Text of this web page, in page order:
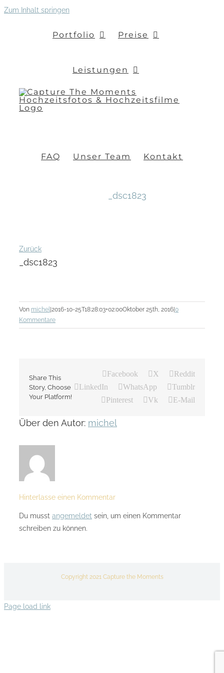
Zum Inhalt springen
Portfolio Preise
Leistungen
FAQ Unser Team Kontakt
_dsc1823
Zurück
_dsc1823
Von michel |2016-10-25T18:28:03+02:00Oktober 25th, 2016|0
Kommentare
Share This
Story, Choose
Your Platform!
Facebook X
Reddit
LinkedIn
WhatsApp
Tumblr
Pinterest
Vk E-Mail
Über den Autor: michel
Hinterlasse einen Kommentar
Du musst angemeldet sein, um einen Kommentar
schreiben zu können.
Copyright 2021 Capture the Moments
Page load link